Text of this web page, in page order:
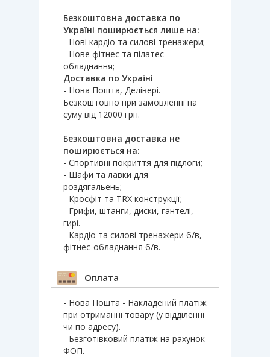
Безкоштовна доставка по
Україні поширюється лише на:
- Нові кардіо та силові тренажери;
- Нове фітнес та пілатес
обладнання;
Доставка по Україні
- Нова Пошта, Делівері.
Безкоштовно при замовленні на
суму від 12000 грн.
Безкоштовна доставка не
поширюється на:
- Спортивні покриття для підлоги;
- Шафи та лавки для
роздягальень;
- Кросфіт та TRX конструкції;
- Грифи, штанги, диски, гантелі,
гирі.
- Кардіо та силові тренажери б/в,
фітнес-обладнання б/в.
Оплата
- Нова Пошта - Накладений платіж
при отриманні товару (у відділенні
чи по адресу).
- Безготівковий платіж на рахунок
ФОП.